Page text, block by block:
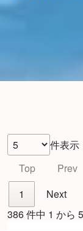
件表示
Top
Prev
1
Next
386 件中 1 から